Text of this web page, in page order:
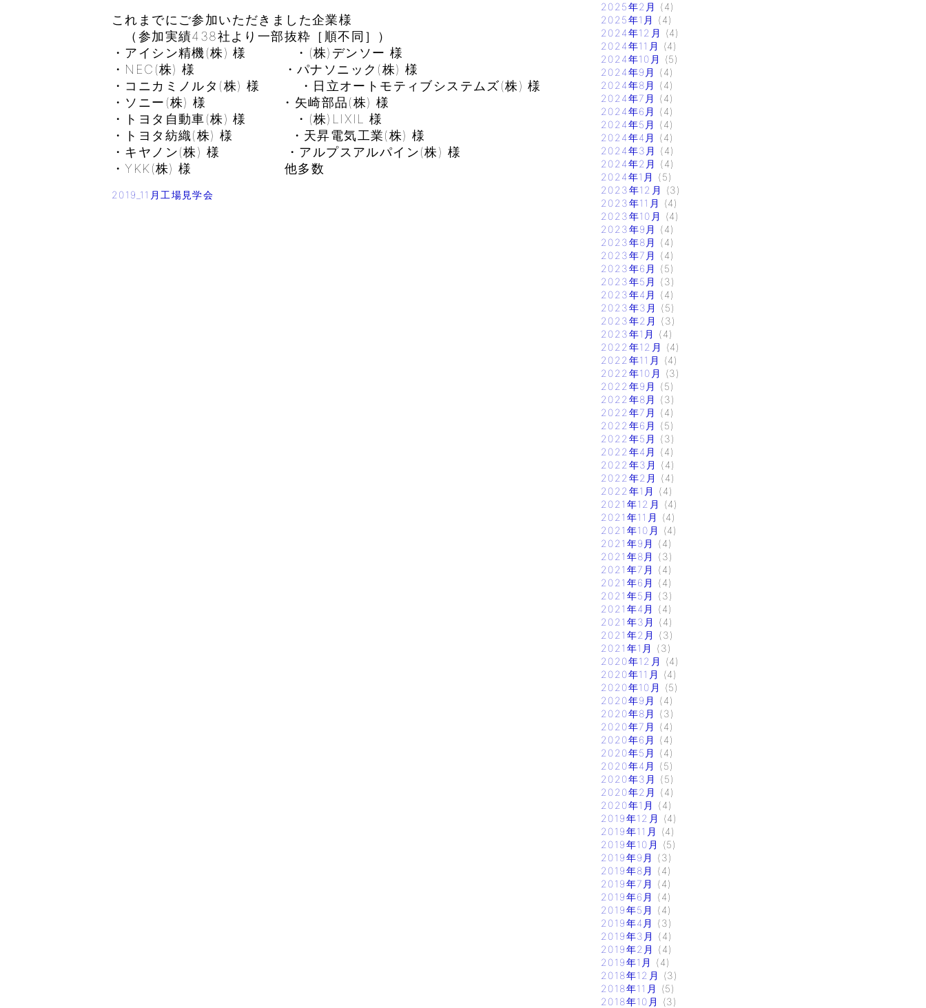
これまでにご参加いただきました企業様
（参加実績438社より一部抜粋［順不同］）
・アイシン精機(株) 様 ・(株)デンソー 様
・NEC(株) 様 ・パナソニック(株) 様
・コニカミノルタ(株) 様 ・日立オートモティブシステムズ(株) 様
・ソニー(株) 様 ・矢崎部品(株) 様
・トヨタ自動車(株) 様 ・(株)LIXIL 様
・トヨタ紡織(株) 様 ・天昇電気工業(株) 様
・キヤノン(株) 様 ・アルプスアルパイン(株) 様
・YKK(株) 様 他多数
2019_11月工場見学会
2025年2月
(4)
2025年1月
(4)
2024年12月
(4)
2024年11月
(4)
2024年10月
(5)
2024年9月
(4)
2024年8月
(4)
2024年7月
(4)
2024年6月
(4)
2024年5月
(4)
2024年4月
(4)
2024年3月
(4)
2024年2月
(4)
2024年1月
(5)
2023年12月
(3)
2023年11月
(4)
2023年10月
(4)
2023年9月
(4)
2023年8月
(4)
2023年7月
(4)
2023年6月
(5)
2023年5月
(3)
2023年4月
(4)
2023年3月
(5)
2023年2月
(3)
2023年1月
(4)
2022年12月
(4)
2022年11月
(4)
2022年10月
(3)
2022年9月
(5)
2022年8月
(3)
2022年7月
(4)
2022年6月
(5)
2022年5月
(3)
2022年4月
(4)
2022年3月
(4)
2022年2月
(4)
2022年1月
(4)
2021年12月
(4)
2021年11月
(4)
2021年10月
(4)
2021年9月
(4)
2021年8月
(3)
2021年7月
(4)
2021年6月
(4)
2021年5月
(3)
2021年4月
(4)
2021年3月
(4)
2021年2月
(3)
2021年1月
(3)
2020年12月
(4)
2020年11月
(4)
2020年10月
(5)
2020年9月
(4)
2020年8月
(3)
2020年7月
(4)
2020年6月
(4)
2020年5月
(4)
2020年4月
(5)
2020年3月
(5)
2020年2月
(4)
2020年1月
(4)
2019年12月
(4)
2019年11月
(4)
2019年10月
(5)
2019年9月
(3)
2019年8月
(4)
2019年7月
(4)
2019年6月
(4)
2019年5月
(4)
2019年4月
(3)
2019年3月
(4)
2019年2月
(4)
2019年1月
(4)
2018年12月
(3)
2018年11月
(5)
2018年10月
(3)